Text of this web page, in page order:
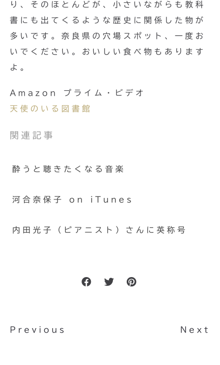
り、そのほとんどが、小さいながらも教科
書にも出てくるような歴史に関係した物が
多いです。奈良県の穴場スポット、一度お
いでください。おいしい食べ物もあります
よ。
Amazon プライム・ビデオ
天使のいる図書館
関連記事
酔うと聴きたくなる音楽
河合奈保子 on iTunes
内田光子（ピアニスト）さんに英称号
Previous Next